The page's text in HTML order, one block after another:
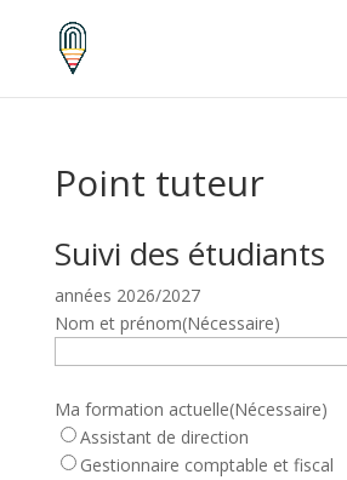
Point tuteur
Suivi des étudiants
années 2026/2027
Nom et prénom(Nécessaire)
Ma formation actuelle(Nécessaire)
Assistant de direction
Gestionnaire comptable et fiscal